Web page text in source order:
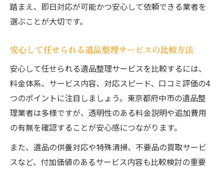
踏まえ、即日対応が可能かつ安心して依頼できる業者を
選ぶことが大切です。
安心して任せられる遺品整理サービスの比較方法
安心して任せられる遺品整理サービスを比較するには、
料金体系、サービス内容、対応スピード、口コミ評価の4
つのポイントに注目しましょう。東京都府中市の遺品整
理業者は多様ですが、透明性のある料金説明や追加費用
の有無を確認することが安心感につながります。
また、遺品の供養対応や特殊清掃、不要品の買取サービ
スなど、付加価値のあるサービス内容も比較検討の重要